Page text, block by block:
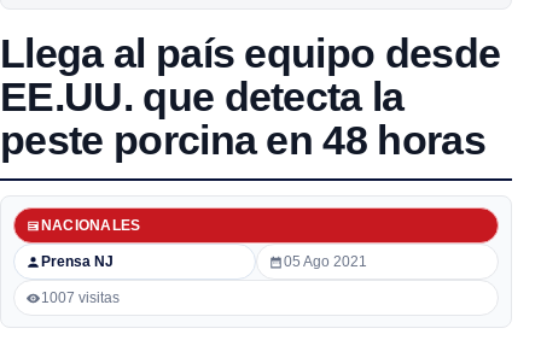
Llega al país equipo desde
EE.UU. que detecta la
peste porcina en 48 horas
Prensa NJ
NACIONALES
05 Ago 2021
1007 visitas